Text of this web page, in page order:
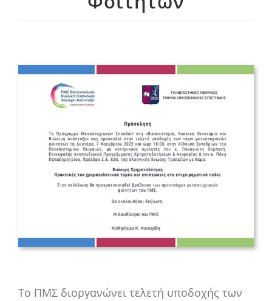
Το ΠΜΣ διοργανώνει τελετή υποδοχής των